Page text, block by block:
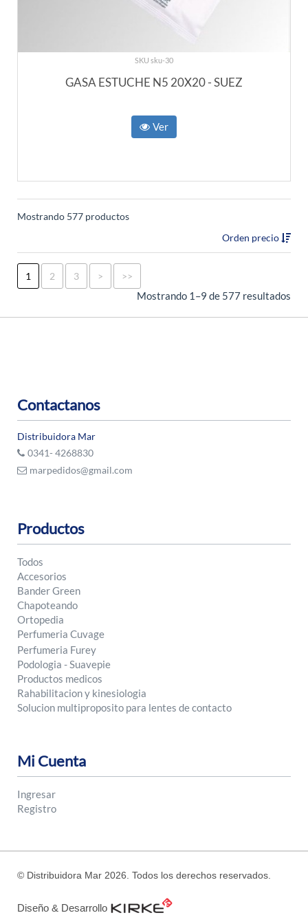
SKU sku-30
GASA ESTUCHE N5 20X20 - SUEZ
Ver
Mostrando 577 productos
Orden precio
1 2 3 > >>
Mostrando 1–9 de 577 resultados
Contactanos
Distribuidora Mar
0341- 4268830
marpedidos@gmail.com
Productos
Todos
Accesorios
Bander Green
Chapoteando
Ortopedia
Perfumeria Cuvage
Perfumeria Furey
Podologia - Suavepie
Productos medicos
Rahabilitacion y kinesiologia
Solucion multiproposito para lentes de contacto
Mi Cuenta
Ingresar
Registro
© Distribuidora Mar 2026. Todos los derechos reservados.
Diseño & Desarrollo